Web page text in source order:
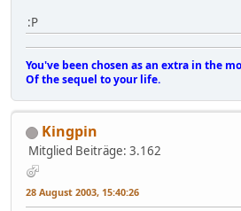
:P
You've been chosen as an extra in the
Of the sequel to your life.
Kingpin
Mitglied Beiträge: 3.162
28 August 2003, 15:40:26